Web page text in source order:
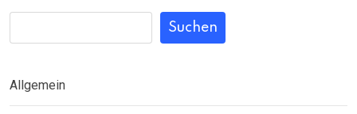
Suchen
Allgemein